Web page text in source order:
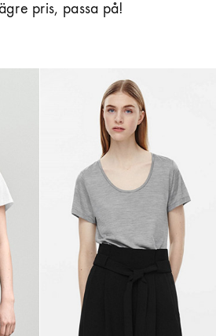
pris, passa på!